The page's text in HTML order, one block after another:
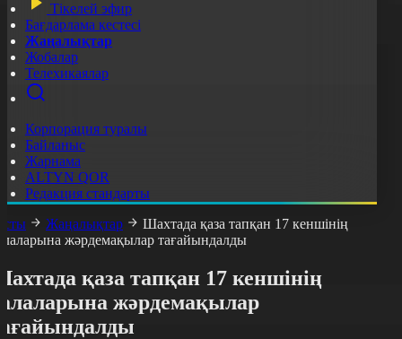
Тікелей эфир
Бағдарлама кестесі
Жаңалықтар
Жобалар
Телехикаялар
Корпорация туралы
Байланыс
Жарнама
ALTYN QOR
Редакция стандарты
Жаңалықтар
Шахтада қаза тапқан 17 кеншінің
жәрдемақылар тағайындалды
қаза тапқан 17 кеншінің
жәрдемақылар